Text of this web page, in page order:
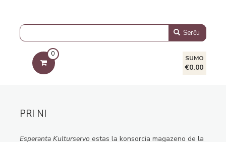
Serĉu
0
SUMO
€0.00
PRI NI
Esperanta Kulturservo estas la konsorcia magazeno de la